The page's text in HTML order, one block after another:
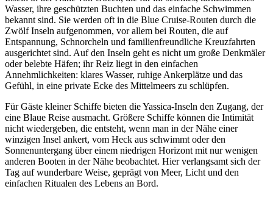
Wasser, ihre geschützten Buchten und das einfache Schwimmen
bekannt sind. Sie werden oft in die Blue Cruise-Routen durch die
Zwölf Inseln aufgenommen, vor allem bei Routen, die auf
Entspannung, Schnorcheln und familienfreundliche Kreuzfahrten
ausgerichtet sind. Auf den Inseln geht es nicht um große Denkmäler
oder belebte Häfen; ihr Reiz liegt in den einfachen
Annehmlichkeiten: klares Wasser, ruhige Ankerplätze und das
Gefühl, in eine private Ecke des Mittelmeers zu schlüpfen.
Für Gäste kleiner Schiffe bieten die Yassica-Inseln den Zugang, der
eine Blaue Reise ausmacht. Größere Schiffe können die Intimität
nicht wiedergeben, die entsteht, wenn man in der Nähe einer
winzigen Insel ankert, vom Heck aus schwimmt oder den
Sonnenuntergang über einem niedrigen Horizont mit nur wenigen
anderen Booten in der Nähe beobachtet. Hier verlangsamt sich der
Tag auf wunderbare Weise, geprägt von Meer, Licht und den
einfachen Ritualen des Lebens an Bord.